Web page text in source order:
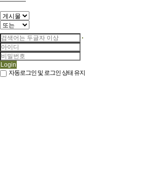
Login
자동로그인 및 로그인 상태 유지